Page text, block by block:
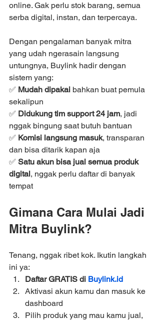
online. Gak perlu stok barang, semua
serba digital, instan, dan terpercaya.
Dengan pengalaman banyak mitra
yang udah ngerasain langsung
untungnya, Buylink hadir dengan
sistem yang:
✅ Mudah dipakai bahkan buat pemula
sekalipun
✅ Didukung tim support 24 jam, jadi
nggak bingung saat butuh bantuan
✅ Komisi langsung masuk, transparan
dan bisa ditarik kapan aja
✅ Satu akun bisa jual semua produk
digital, nggak perlu daftar di banyak
tempat
Gimana Cara Mulai Jadi
Mitra Buylink?
Tenang, nggak ribet kok. Ikutin langkah
ini ya:
Daftar GRATIS di Buylink.id
Aktivasi akun kamu dan masuk ke
dashboard
Pilih produk yang mau kamu jual,